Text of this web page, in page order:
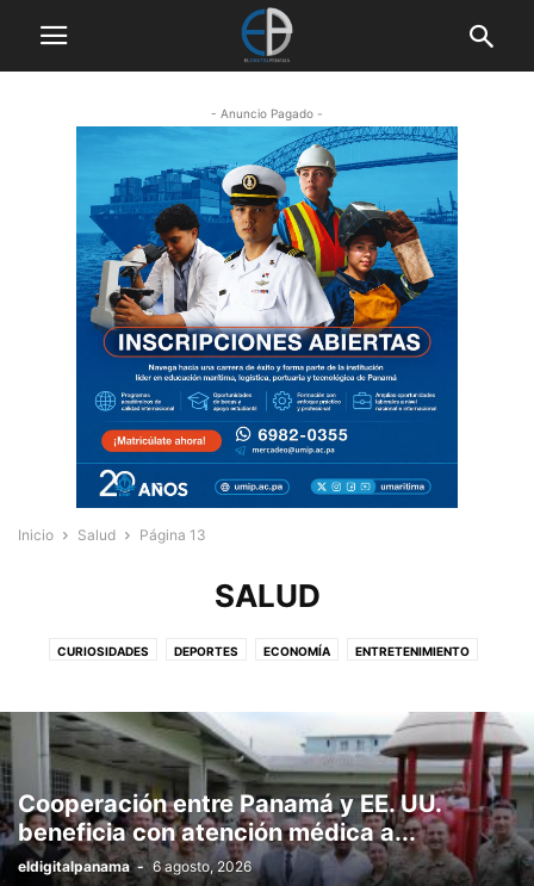
- Anuncio Pagado -
Inicio Salud Página 13
SALUD
CURIOSIDADES DEPORTES ECONOMÍA ENTRETENIMIENTO
OPINIÓN POLÍTICA SALUD SIN CATEGORÍA
Cooperación entre Panamá y EE. UU.
beneficia con atención médica a...
eldigitalpanama - 6 agosto, 2026